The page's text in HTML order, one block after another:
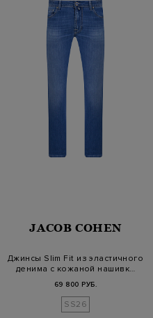
JACOB COHEN
Джинсы Slim Fit из эластичного
денима с кожаной нашивк…
69 800 РУБ.
SS26